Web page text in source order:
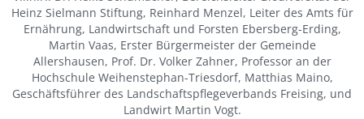
Heinz Sielmann Stiftung, Reinhard Menzel, Leiter des Amts für
Ernährung, Landwirtschaft und Forsten Ebersberg-Erding,
Martin Vaas, Erster Bürgermeister der Gemeinde
Allershausen, Prof. Dr. Volker Zahner, Professor an der
Hochschule Weihenstephan-Triesdorf, Matthias Maino,
Geschäftsführer des Landschaftspflegeverbands Freising, und
Landwirt Martin Vogt.